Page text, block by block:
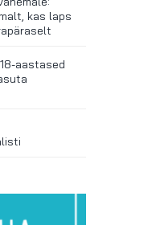
kas laps
aastased